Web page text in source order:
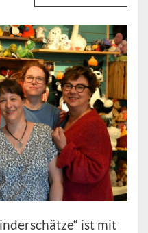
ist mit